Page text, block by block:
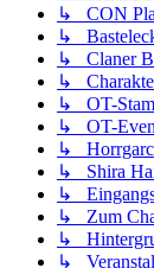
↳ CON
↳
↳ Claner
↳
↳ OT-
↳ OT-
↳
↳ Shira
↳
↳ Zum
↳
↳